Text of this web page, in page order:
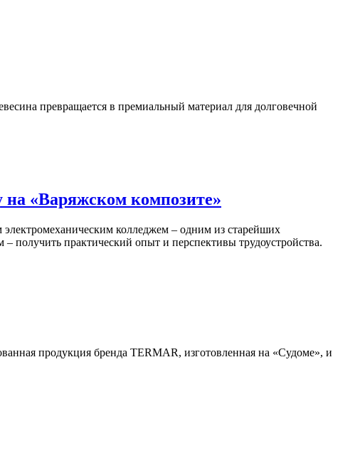
превращается в премиальный материал для долговечной
на «Варяжском композите»
колледжем – одним из старейших
получить практический опыт и перспективы трудоустройства.
продукция бренда TERMAR, изготовленная на «Судоме», и